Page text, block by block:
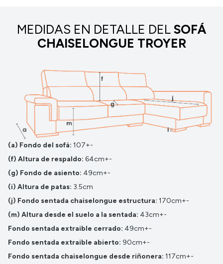
MEDIDAS EN DETALLE DEL SOFÁ
CHAISELONGUE TROYER
(a) Fondo del sofá: 107+-
(f) Altura de respaldo: 64cm+-
(g) Fondo de asiento: 49cm+-
(i) Altura de patas: 3.5cm
(j) Fondo sentada chaiselongue estructura: 170cm+-
(m) Altura desde el suelo a la sentada: 43cm+-
Fondo sentada extraible cerrado: 49cm+-
Fondo sentada extraible abierto: 90cm+-
Fondo sentada chaiselongue desde riñonera: 117cm+-